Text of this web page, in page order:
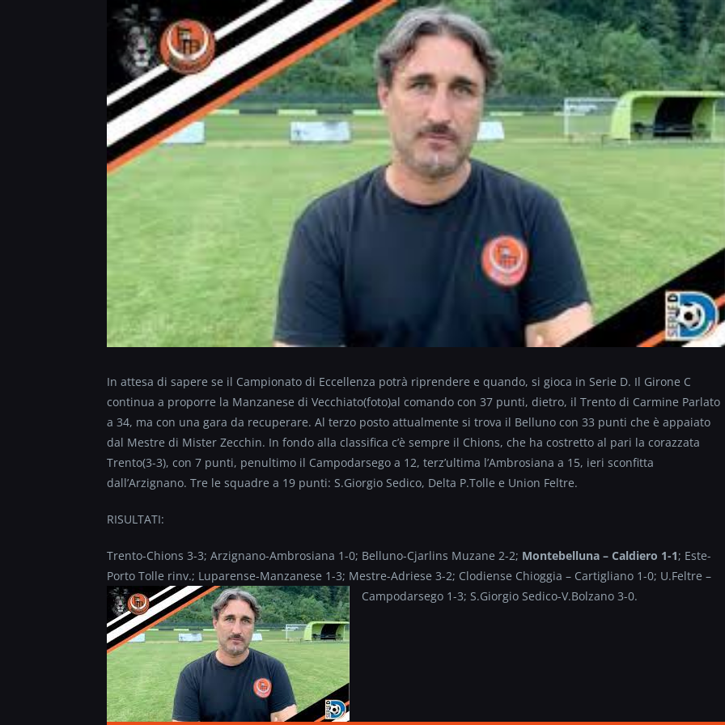
In attesa di sapere se il Campionato di Eccellenza potrà riprendere e quando, si gioca in Serie D. Il Girone C
continua a proporre la Manzanese di Vecchiato(foto)al comando con 37 punti, dietro, il Trento di Carmine Parlato
a 34, ma con una gara da recuperare. Al terzo posto attualmente si trova il Belluno con 33 punti che è appaiato
dal Mestre di Mister Zecchin. In fondo alla classifica c’è sempre il Chions, che ha costretto al pari la corazzata
Trento(3-3), con 7 punti, penultimo il Campodarsego a 12, terz’ultima l’Ambrosiana a 15, ieri sconfitta
dall’Arzignano. Tre le squadre a 19 punti: S.Giorgio Sedico, Delta P.Tolle e Union Feltre.
RISULTATI:
Trento-Chions 3-3; Arzignano-Ambrosiana 1-0; Belluno-Cjarlins Muzane 2-2; Montebelluna – Caldiero 1-1; Este-
Porto Tolle rinv.; Luparense-Manzanese 1-3; Mestre-Adriese 3-2; Clodiense Chioggia – Cartigliano 1-0; U.Feltre –
Campodarsego 1-3; S.Giorgio Sedico-V.Bolzano 3-0.